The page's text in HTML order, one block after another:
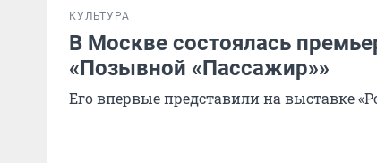
КУЛЬТУРА
В Москве состоялась
«Позывной «Пассажир»»
Его впервые представили на выставке